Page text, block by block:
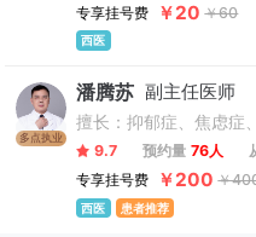
专享挂号费
￥20 ￥60
西医
多点执业
潘腾苏 副主任医师
擅长：抑郁症、焦虑症
9.7 预约量 76人
专享挂号费
￥200 ￥
西医 患者推荐